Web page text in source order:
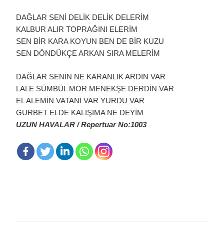
DELİK
IÇIN
DAĞLAR SENİ DELİK DELİK DELERİM
KALBUR ALIR TOPRAĞINI ELERİM
SEN BİR KARA KOYUN BEN DE BİR KUZU
SEN DÖNDÜKÇE ARKAN SIRA MELERİM
DAĞLAR SENİN NE KARANLIK ARDIN VAR
LALE SÜMBÜL MOR MENEKŞE DERDİN VAR
EL ALEMİN VATANI VAR YURDU VAR
GURBET ELDE KALIŞIMA NE DEYİM
UZUN HAVALAR / Repertuar No:1003